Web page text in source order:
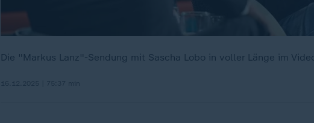
Die "Markus Lanz"-Sendung mit Sascha Lobo in voller Länge im